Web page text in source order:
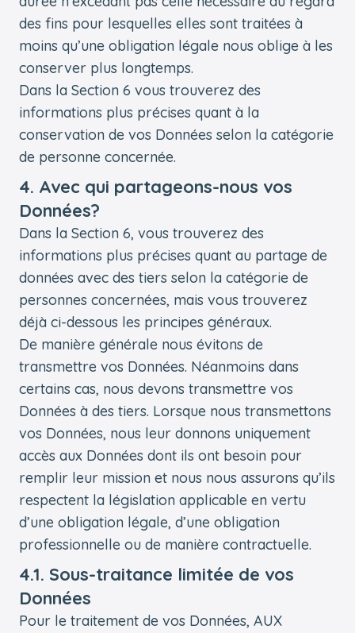
des fins pour lesquelles elles sont traitées à
moins qu’une obligation légale nous oblige à les
conserver plus longtemps.
Dans la Section 6 vous trouverez des
informations plus précises quant à la
conservation de vos Données selon la catégorie
de personne concernée.
4. Avec qui partageons-nous vos
Données?
Dans la Section 6, vous trouverez des
informations plus précises quant au partage de
données avec des tiers selon la catégorie de
personnes concernées, mais vous trouverez
déjà ci-dessous les principes généraux.
De manière générale nous évitons de
transmettre vos Données. Néanmoins dans
certains cas, nous devons transmettre vos
Données à des tiers. Lorsque nous transmettons
vos Données, nous leur donnons uniquement
accès aux Données dont ils ont besoin pour
remplir leur mission et nous nous assurons qu’ils
respectent la législation applicable en vertu
d’une obligation légale, d’une obligation
professionnelle ou de manière contractuelle.
4.1. Sous-traitance limitée de vos
Données
Pour le traitement de vos Données, AUX